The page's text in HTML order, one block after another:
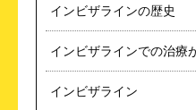
インビザラインの歴史
インビザラインでの治療
インビザライン